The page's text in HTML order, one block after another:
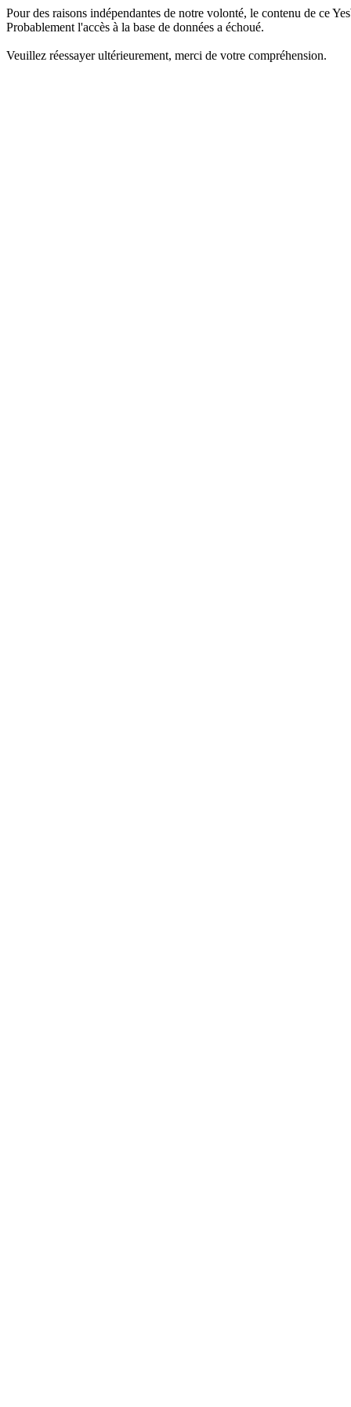
Pour des raisons indépendantes de notre volonté, le contenu de ce
Probablement l'accès à la base de données a échoué.
Veuillez réessayer ultérieurement, merci de votre compréhension.